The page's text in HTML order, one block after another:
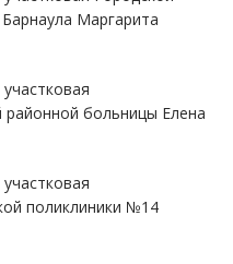
Маргарита
больницы Елена
поликлиники №14